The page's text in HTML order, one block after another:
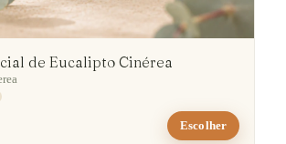
de Eucalipto Cinérea
Escolher